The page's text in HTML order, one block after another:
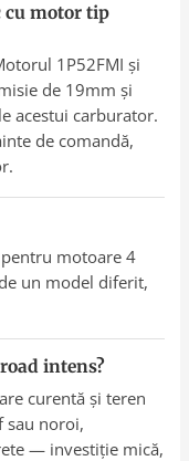
cu motor tip
1P52FMI și
de 19mm și
acestui carburator.
de comandă,
motoare 4
un model diferit,
intens?
curentă și teren
sau noroi,
— investiție mică,